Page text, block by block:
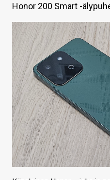
HINTA.FI
KAUPPA
VAIHDA TEEMA
HAKU
Honor 200 Smart -